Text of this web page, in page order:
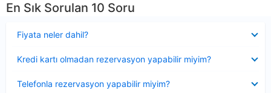
En Sık Sorulan 10 Soru
Fiyata neler dahil?
Kredi kartı olmadan rezervasyon yapabilir miyim?
Telefonla rezervasyon yapabilir miyim?